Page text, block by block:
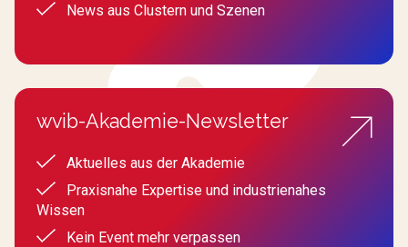
News aus Clustern und Szenen
wvib-Akademie-Newsletter
Aktuelles aus der Akademie
Praxisnahe Expertise und industrienahes
Wissen
Kein Event mehr verpassen